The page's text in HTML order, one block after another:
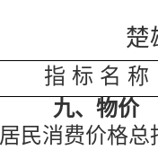
楚
指 标 名 称
九、物价
居民消费价格总